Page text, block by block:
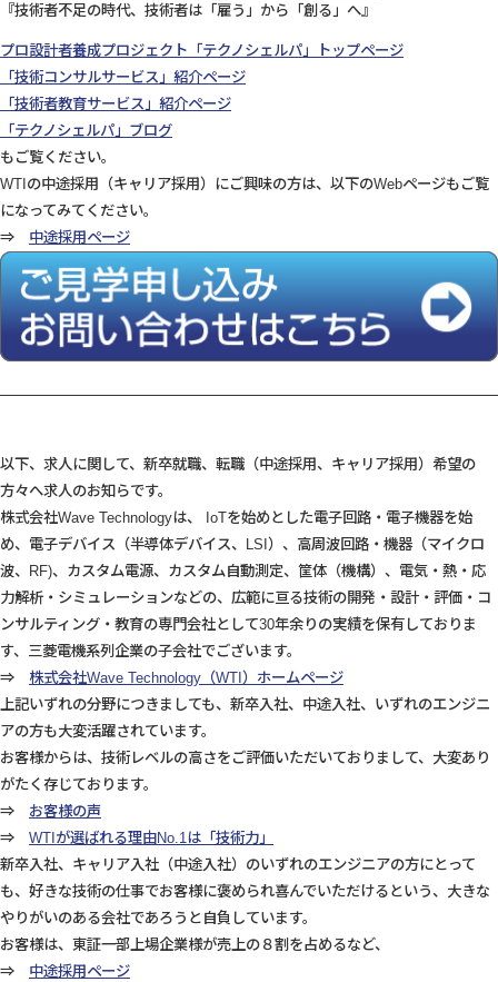
『技術者不足の時代、技術者は「雇う」から「創る」へ』
プロ設計者養成プロジェクト「テクノシェルパ」トップページ
「技術コンサルサービス」紹介ページ
「技術者教育サービス」紹介ページ
「テクノシェルパ」ブログ
もご覧ください。
WTIの中途採用（キャリア採用）にご興味の方は、以下のWebページもご覧
になってみてください。
⇒ 中途採用ページ
以下、求人に関して、新卒就職、転職（中途採用、キャリア採用）希望の
方々へ求人のお知らです。
株式会社Wave Technologyは、 IoTを始めとした電子回路・電子機器を始
め、電子デバイス（半導体デバイス、LSI）、高周波回路・機器（マイクロ
波、RF)、カスタム電源、カスタム自動測定、筐体（機構）、電気・熱・応
力解析・シミュレーションなどの、広範に亘る技術の開発・設計・評価・コ
ンサルティング・教育の専門会社として30年余りの実績を保有しておりま
す、三菱電機系列企業の子会社でございます。
⇒ 株式会社Wave Technology（WTI）ホームページ
上記いずれの分野につきましても、新卒入社、中途入社、いずれのエンジニ
アの方も大変活躍されています。
お客様からは、技術レベルの高さをご評価いただいておりまして、大変あり
がたく存じております。
⇒ お客様の声
⇒ WTIが選ばれる理由No.1は「技術力」
新卒入社、キャリア入社（中途入社）のいずれのエンジニアの方にとって
も、好きな技術の仕事でお客様に褒められ喜んでいただけるという、大きな
やりがいのある会社であろうと自負しています。
お客様は、東証一部上場企業様が売上の８割を占めるなど、
⇒ 中途採用ページ